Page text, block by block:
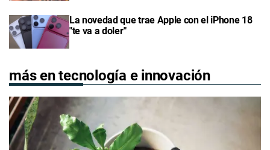
La novedad que trae Apple con el iPhone 18
"te va a doler"
más en tecnología e innovación